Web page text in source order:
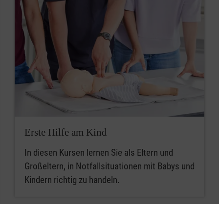
Erste Hilfe am Kind
In diesen Kursen lernen Sie als Eltern und
Großeltern, in Notfallsituationen mit Babys und
Kindern richtig zu handeln.